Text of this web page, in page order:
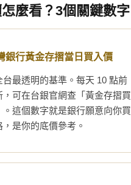
麼看？3個關鍵數字
銀行黃金存摺當日買入價
台最透明的基準。每天 10 點前
，可在台銀官網查「黃金存摺買
。這個數字就是銀行願意向你買
，是你的底價參考。